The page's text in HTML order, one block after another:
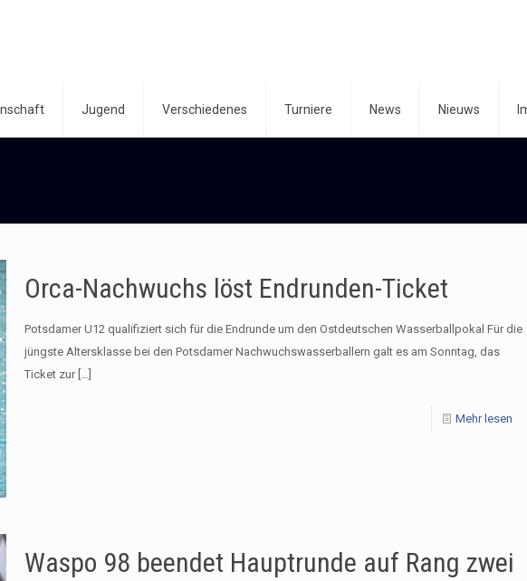
Jugend Verschiedenes Turniere News Nieuws
Orca-Nachwuchs löst Endrunden-Ticket
Potsdamer U12 qualifiziert sich für die Endrunde um den Ostdeutschen Wasserballpokal Für die
jüngste Altersklasse bei den Potsdamer Nachwuchswasserballern galt es am Sonntag, das
Ticket zur[…]
Mehr lesen
Waspo 98 beendet Hauptrunde auf Rang zwei